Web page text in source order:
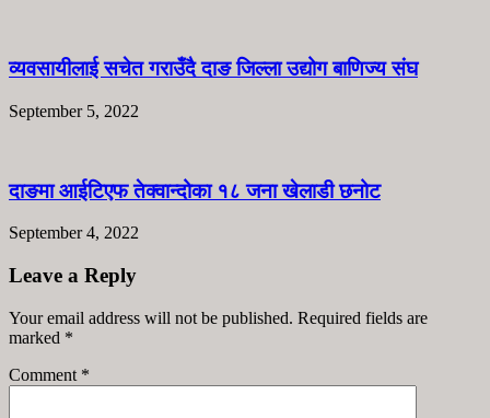
व्यवसायीलाई सचेत गराउँदै दाङ जिल्ला उद्योग बाणिज्य संघ
September 5, 2022
दाङमा आईटिएफ तेक्वान्दोका १८ जना खेलाडी छनोट
September 4, 2022
Leave a Reply
Your email address will not be published. Required fields are
marked *
Comment *